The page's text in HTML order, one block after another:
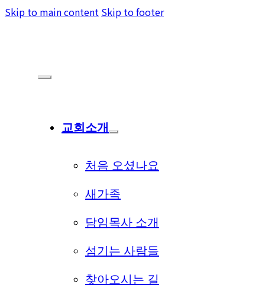
Skip to main content Skip to footer
교회소개
처음 오셨나요
새가족
담임목사 소개
섬기는 사람들
찾아오시는 길